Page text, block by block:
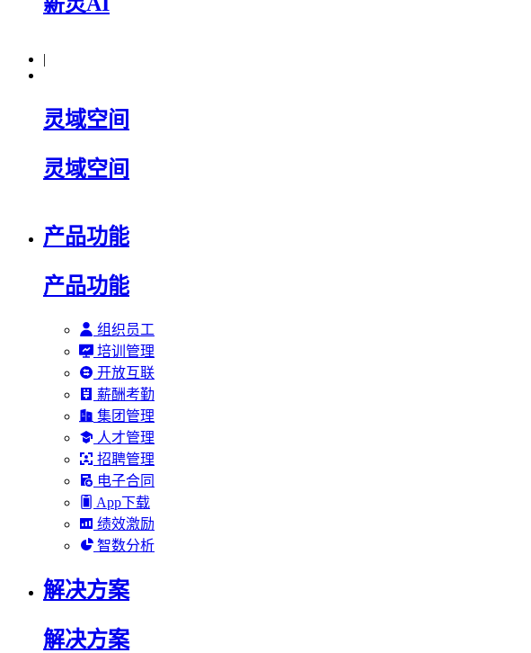
|
灵域空间
灵域空间
产品功能
产品功能
组织员工
培训管理
开放互联
薪酬考勤
集团管理
人才管理
招聘管理
电子合同
App下载
绩效激励
智数分析
解决方案
解决方案